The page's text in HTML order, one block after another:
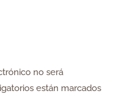
no será
están marcados